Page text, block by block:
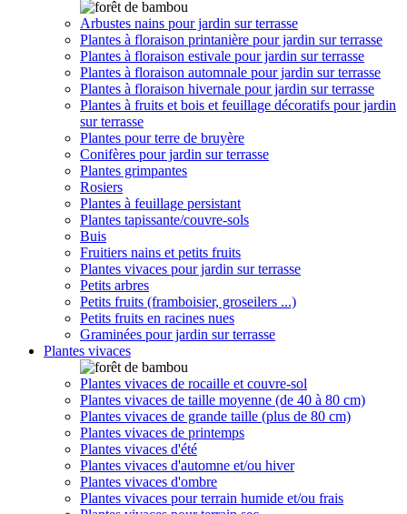
Arbustes nains pour jardin sur terrasse
Plantes à floraison printanière pour jardin sur terrasse
Plantes à floraison estivale pour jardin sur terrasse
Plantes à floraison automnale pour jardin sur terrasse
Plantes à floraison hivernale pour jardin sur terrasse
Plantes à fruits et bois et feuillage décoratifs pour jardin
sur terrasse
Plantes pour terre de bruyère
Conifères pour jardin sur terrasse
Plantes grimpantes
Rosiers
Plantes à feuillage persistant
Plantes tapissante/couvre-sols
Buis
Fruitiers nains et petits fruits
Plantes vivaces pour jardin sur terrasse
Petits arbres
Petits fruits (framboisier, groseilers ...)
Petits fruits en racines nues
Graminées pour jardin sur terrasse
Plantes vivaces
Plantes vivaces de rocaille et couvre-sol
Plantes vivaces de taille moyenne (de 40 à 80 cm)
Plantes vivaces de grande taille (plus de 80 cm)
Plantes vivaces de printemps
Plantes vivaces d'été
Plantes vivaces d'automne et/ou hiver
Plantes vivaces d'ombre
Plantes vivaces pour terrain humide et/ou frais